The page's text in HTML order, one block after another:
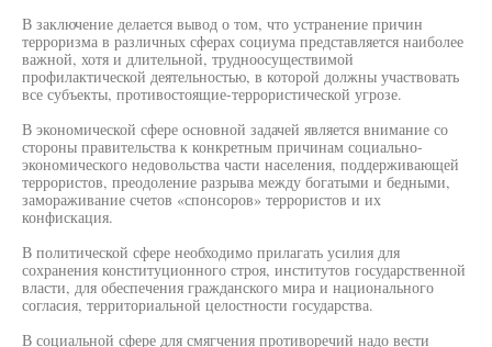
В заключение делается вывод о том, что устранение причин
терроризма в различных сферах социума представляется наиболее
важной, хотя и длительной, трудноосуществимой
профилактической деятельностью, в которой должны участвовать
все субъекты, противостоящие-террористической угрозе.
В экономической сфере основной задачей является внимание со
стороны правительства к конкретным причинам социально-
экономического недовольства части населения, поддерживающей
террористов, преодоление разрыва между богатыми и бедными,
замораживание счетов «спонсоров» террористов и их
конфискация.
В политической сфере необходимо прилагать усилия для
сохранения конституционного строя, институтов государственной
власти, для обеспечения гражданского мира и национального
согласия, территориальной целостности государства.
В социальной сфере для смягчения противоречий надо вести